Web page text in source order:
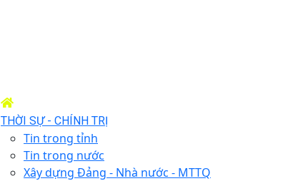
THỜI SỰ - CHÍNH TRỊ
Tin trong tỉnh
Tin trong nước
Xây dựng Đảng - Nhà nước - MTTQ